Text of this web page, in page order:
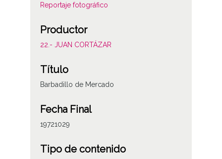
Reportaje fotográfico
Productor
22.- JUAN CORTÁZAR
Título
Barbadillo de Mercado
Fecha Final
19721029
Tipo de contenido